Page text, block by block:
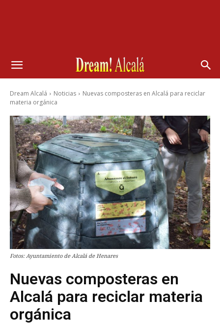
Dream Alcalá Noticias
Nuevas composteras en Alcalá para reciclar
materia orgánica
Fotos: Ayuntamiento de Alcalá de Henares
Nuevas composteras en
Alcalá para reciclar materia
orgánica